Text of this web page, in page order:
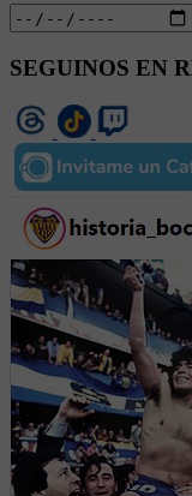
SEGUINOS EN